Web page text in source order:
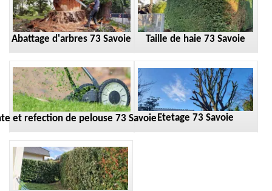
Abattage d'arbres 73 Savoie Taille de haie 73 Savoie
et refection de pelouse 73 Savoie Etetage 73 Savoie